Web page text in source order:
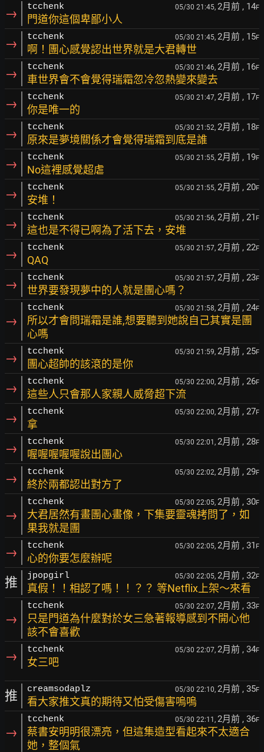
→ tcchenk 05/30 21:45, 2月前 , 14F
門道你這個卑鄙小人
→ tcchenk 05/30 21:45, 2月前 , 15F
啊！團心感覺認出世界就是大君轉世
→ tcchenk 05/30 21:46, 2月前 , 16F
車世界會不會覺得瑞霜忽冷忽熱變來變去
→ tcchenk 05/30 21:47, 2月前 , 17F
你是唯一的
→ tcchenk 05/30 21:52, 2月前 , 18F
原來是夢境關係才會覺得瑞霜到底是誰
→ tcchenk 05/30 21:55, 2月前 , 19F
No這裡感覺超虐
→ tcchenk 05/30 21:55, 2月前 , 20F
安堆！
→ tcchenk 05/30 21:56, 2月前 , 21 F
這也是不得已啊為了活下去，安堆
→ tcchenk 05/30 21:57, 2月前 , 22F
QAQ
→ tcchenk 05/30 21:57, 2月前 , 23F
世界要發現夢中的人就是團心嗎？
→
tcchenk 05/30 21:58, 2月前 , 24F
所以才會問瑞霜是誰,想要聽到她說自己其實是團
心嗎
→ tcchenk 05/30 21:59, 2月前 , 25F
團心超帥的該滾的是你
→ tcchenk 05/30 22:00, 2月前 , 26F
這些人只會那人家親人威脅超下流
→ tcchenk 05/30 22:00, 2月前 , 27F
拿
→ tcchenk 05/30 22:01, 2月前 , 28F
喔喔喔喔喔說出團心
→ tcchenk 05/30 22:02, 2月前 , 29F
終於兩都認出對方了
→
tcchenk 05/30 22:05, 2月前 , 30F
大君居然有畫團心畫像，下集要靈魂拷問了，如
果我就是團
→ tcchenk 05/30 22:05, 2月前 , 31 F
心的你要怎麼辦呢
推 jpopgirl 05/30 22:05, 2月前 , 32F
真假！！相認了嗎！！？？ 等Netflix上架～來看
→
tcchenk 05/30 22:07, 2月前 , 33F
只是門道為什麼對於女三急著報導感到不開心他
該不會喜歡
→ tcchenk 05/30 22:07, 2月前 , 34F
女三吧
推 creamsodaplz 05/30 22:10, 2月前 , 35F
看大家推文真的期待又怕受傷害嗚嗚
→
tcchenk 05/30 22:11, 2月前 , 36F
蔡書安明明很漂亮，但這集造型看起來不太適合
她，整個氣